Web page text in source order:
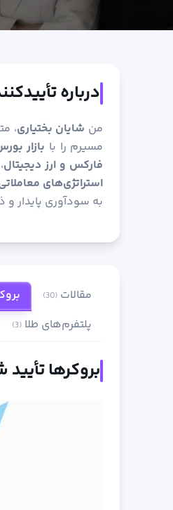
درباره
من شایان بختیاری، متولد
مسیرم را با بازار
فارکس و ارز دیجیتال
استراتژی‌های
به سودآوری پایدار
مقالات (30)
پلتفرم‌های طلا (3)
بروکرها